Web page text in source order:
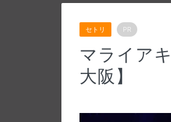
セトリ PR
マライア
大阪】